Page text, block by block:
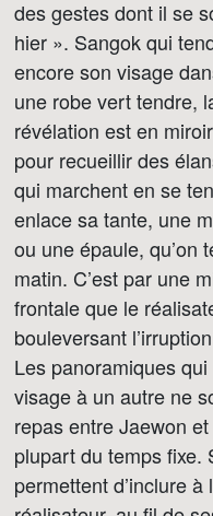
des gestes dont il se
hier ». Sangok qui
encore son visage
une robe vert tendre,
révélation est en
pour recueillir des
qui marchent en se
enlace sa tante, une
ou une épaule, qu’on
matin. C’est par une
frontale que le
bouleversant
Les panoramiques qui
visage à un autre ne
repas entre Jaewon
plupart du temps fixe.
permettent d’inclure à